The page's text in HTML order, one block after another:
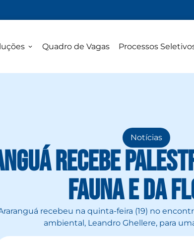
Quadro de Vagas Processos
Notícias
recebe
fauna e da
recebeu na quinta-feira (19) no
ambiental, Leandro Ghellere, para